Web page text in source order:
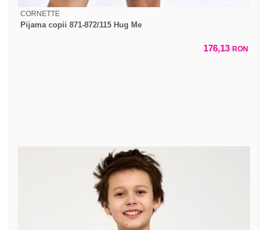
CORNETTE
Pijama copii 871-872/115 Hug Me
176,13 RON